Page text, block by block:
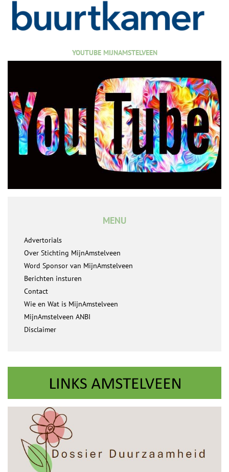
YOUTUBE MIJNAMSTELVEEN
MENU
Advertorials
Over Stichting MijnAmstelveen
Word Sponsor van MijnAmstelveen
Berichten insturen
Contact
Wie en Wat is MijnAmstelveen
MijnAmstelveen ANBI
Disclaimer